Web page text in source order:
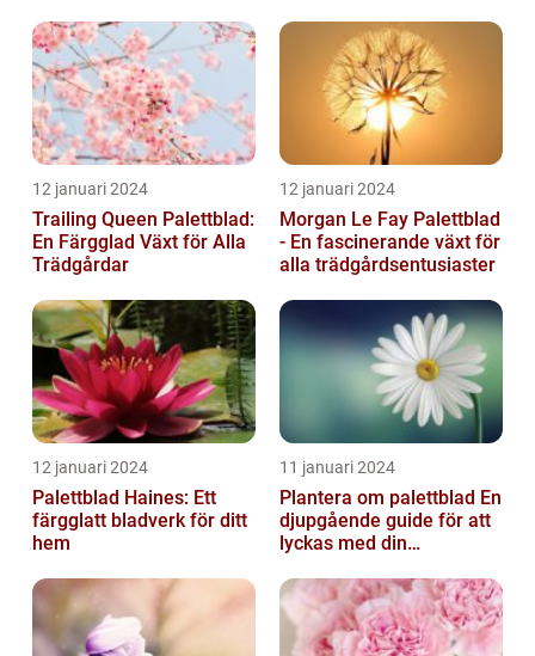
12 januari 2024
Trailing Queen Palettblad:
En Färgglad Växt för Alla
Trädgårdar
12 januari 2024
Morgan Le Fay Palettblad
- En fascinerande växt för
alla trädgårdsentusiaster
12 januari 2024
Palettblad Haines: Ett
färgglatt bladverk för ditt
hem
11 januari 2024
Plantera om palettblad En
djupgående guide för att
lyckas med din